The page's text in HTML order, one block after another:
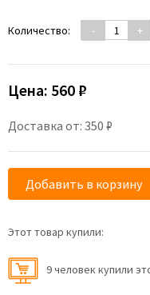
Количество: - +
Цена: 560 ₽
Доставка от: 350 ₽
Добавить в корзину
Этот товар купили:
9 человек купили